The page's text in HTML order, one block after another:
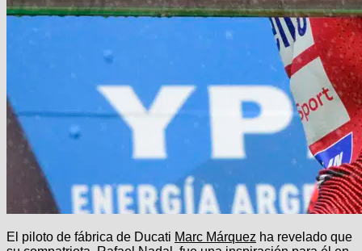
El piloto de fábrica de Ducati Marc Márquez ha revelado que